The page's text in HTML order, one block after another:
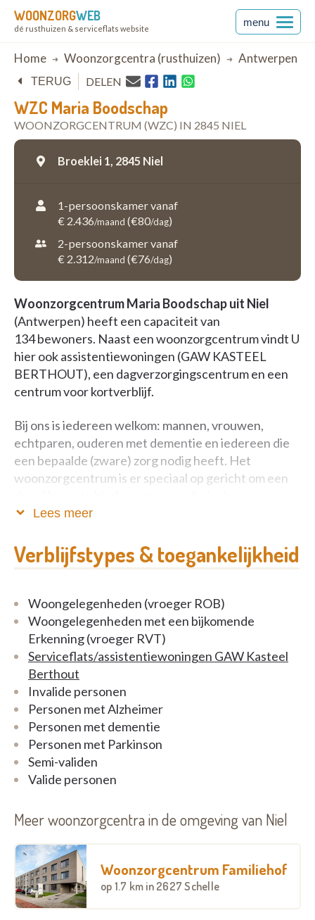
WOONZORGWEB
dé rusthuizen & serviceflats website
menu
Breadcrumb
Home Woonzorgcentra (rusthuizen) Antwerpen
WZC Maria Boodschap
WOONZORGCENTRUM (WZC) IN 2845 NIEL
TERUG DELEN
Broeklei 1, 2845 Niel
1-persoonskamer vanaf
€ 2.436/maand (€80/dag)
2-persoonskamer vanaf
€ 2.312/maand (€76/dag)
Woonzorgcentrum Maria Boodschap uit Niel
(Antwerpen) heeft een capaciteit van
134 bewoners. Naast een woonzorgcentrum vindt U
hier ook assistentiewoningen (GAW KASTEEL
BERTHOUT), een dagverzorgingscentrum en een
centrum voor kortverblijf.
Bij ons is iedereen welkom: mannen, vrouwen,
echtparen, ouderen met dementie en iedereen die
een bepaalde (zware) zorg nodig heeft. Het
woonzorgcentrum is er speciaal op gericht om een
zorgbehoevende ouderen en ouderen met een
Een warme thuis voor iedereen
Het woonzorgcentrum biedt ouderen met een
zorgvraag een aangename woonomgeving waarin
ze verzorgd en begeleid worden in hun dagelijkse
activiteiten. Met een warm hart voor iedere
bewoner en hun familie wordt zorg op maat
aangeboden, met respect voor eigen behoeften,
leefwereld en privacy. Een team van gespecialiseerd
personeel staat dagelijks klaar voor de verzorging,
ondersteuning en ontspanning in een huiselijke
sfeer.
Lees meer
Verblijfstypes & toegankelijkheid
Woongelegenheden (vroeger ROB)
Woongelegenheden met een bijkomende
Erkenning (vroeger RVT)
Serviceflats/assistentiewoningen GAW Kasteel
Berthout
Invalide personen
Personen met Alzheimer
Personen met dementie
Personen met Parkinson
Semi-validen
Valide personen
Meer woonzorgcentra in de omgeving van Niel
Woonzorgcentrum Familiehof
op 1.7 km in 2627 Schelle